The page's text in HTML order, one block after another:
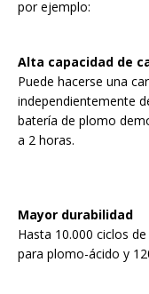
por ejemplo:
Alta capacidad de
Puede hacerse una
independientemente
batería de plomo
a 2 horas.
Mayor durabilidad
Hasta 10.000 ciclos
para plomo-ácido y